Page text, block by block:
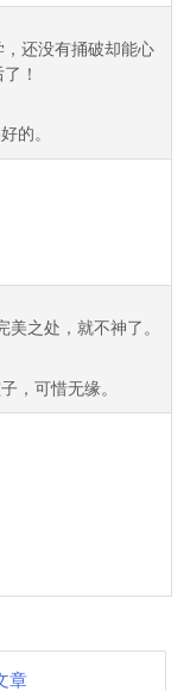
还没有捅破却能心
！
的。
之处，就不神了。
，可惜无缘。
章